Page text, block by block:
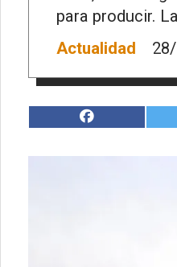
para producir.
Actualidad